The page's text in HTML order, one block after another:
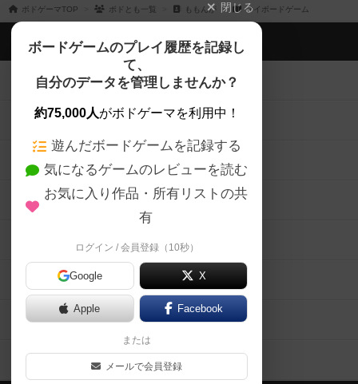
ボドゲーマTOP ボドとも一覧 ももんが マイボードゲーム
閉じる
ボードゲームのプレイ履歴を記録し
て、
自分のデータを管理しませんか？
約75,000人がボドゲーマを利用中！
遊んだボードゲームを記録する
気になるゲームのレビューを読む
お気に入り作品・所有リストの共
有
ログイン / 会員登録（10秒）
Google X
Apple Facebook
または
メールで会員登録
ボドゲーマTOP
ボードゲームを検索する
ボードゲームの新着レビュー
ボードゲーム会情報
メカニクス特集
掲示板・トピックス
ボドとも・会員一覧
ボードゲーム業界コラム
ボドゲーマご利用案内